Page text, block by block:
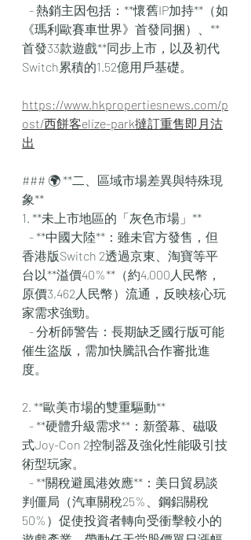
《瑪利歐賽車世界》首發同捆）、**
首發33款遊戲**同步上市，以及初代
Switch累積的1.52億用戶基礎。
https://www.hkpropertiesnews.com/p
ost/西餅客elize-park撻訂重售即月沽
出
### 🌍 **二、區域市場差異與特殊現
象**
1. **未上市地區的「灰色市場」**
香港版Switch 2透過京東、淘寶等平
台以**溢價40%**（約4,000人民幣，
原價3,462人民幣）流通，反映核心玩
家需求強勁。
催生盜版，需加快騰訊合作審批進
度。
2. **歐美市場的雙重驅動**
式Joy-Con 2控制器及強化性能吸引技
術型玩家。
判僵局（汽車關稅25%、鋼鋁關稅
50%）促使投資者轉向受衝擊較小的